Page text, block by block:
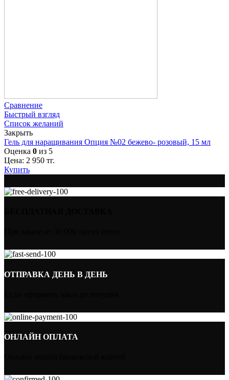
Сравнение
Быстрый взгляд
Список желаний
Закрыть
Гель для наращивания Опция №02 бежево- розовый, 15 мл
Оценка 0 из 5
Цена: 2 950 тг.
Купить
ОТПРАВКА ДЕНЬ В ДЕНЬ
ОНЛАЙН ОПЛАТА